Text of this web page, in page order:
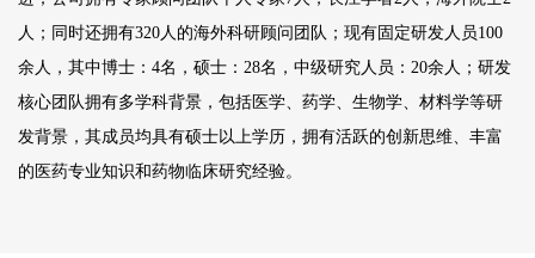
人；同时还拥有320人的海外科研顾问团队；现有固定研发人员100
余人，其中博士：4名，硕士：28名，中级研究人员：20余人；研发
核心团队拥有多学科背景，包括医学、药学、生物学、材料学等研
发背景，其成员均具有硕士以上学历，拥有活跃的创新思维、丰富
的医药专业知识和药物临床研究经验。